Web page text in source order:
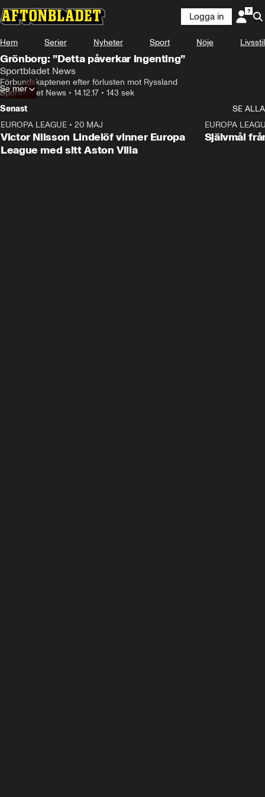
Logga in
Hem Serier Nyheter Sport Nöje Livsstil
Grönborg: ”Detta påverkar ingenting”
Sportbladet News
Förbundskaptenen efter förlusten mot Ryssland
Sportbladet News • 14.12.17 • 143 sek
Se mer
Senast
SE ALLA
EUROPA LEAGUE • 20 MAJ
Victor Nilsson Lindelöf vinner Europa
League med sitt Aston Villa
EUROPA
Självmål